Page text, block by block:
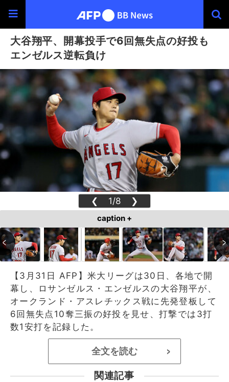
大谷翔平、開幕投手で6回無失点の好投も
エンゼルス逆転負け
❮ 1/8 ❯
caption +
【3月31日 AFP】米大リーグは30日、各地で開
幕し、ロサンゼルス・エンゼルスの大谷翔平が、
オークランド・アスレチックス戦に先発登板して
6回無失点10奪三振の好投を見せ、打撃では3打
数1安打を記録した。
全文を読む >
関連記事